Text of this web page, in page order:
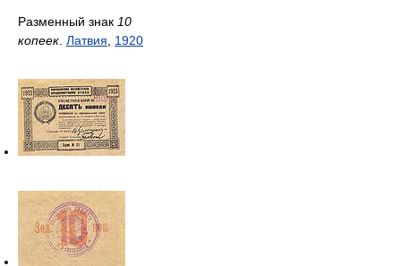
Разменный знак 10
копеек Латвия 1920